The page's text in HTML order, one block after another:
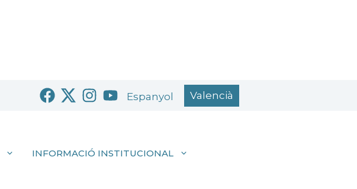
Espanyol Valencià
INFORMACIÓ INSTITUCIONAL